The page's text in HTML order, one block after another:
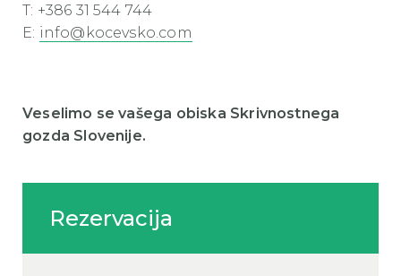
T: +386 31 544 744
E: info@kocevsko.com
Veselimo se vašega obiska Skrivnostnega
gozda Slovenije.
Rezervacija